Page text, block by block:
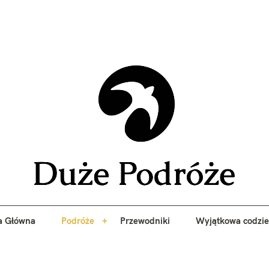
Duże
Główna Podróże Przewodniki Wyjątkowa